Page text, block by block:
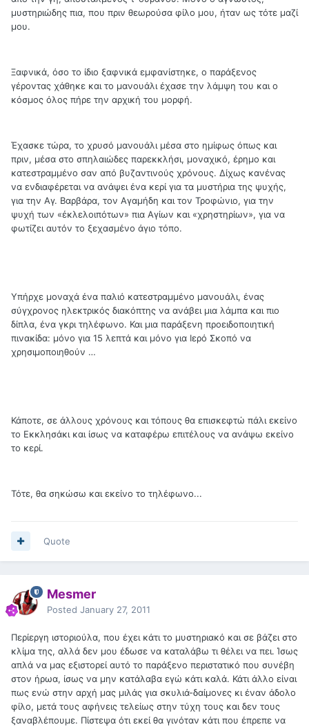
μυστηριώδης πια, που πριν θεωρούσα φίλο μου, ήταν ως τότε μαζί
μου.
Ξαφνικά, όσο το ίδιο ξαφνικά εμφανίστηκε, ο παράξενος
γέροντας χάθηκε και το μανουάλι έχασε την λάμψη του και ο
κόσμος όλος πήρε την αρχική του μορφή.
Έχασκε τώρα, το χρυσό μανουάλι μέσα στο ημίφως όπως και
πριν, μέσα στο σπηλαιώδες παρεκκλήσι, μοναχικό, έρημο και
κατεστραμμένο σαν από βυζαντινούς χρόνους. Δίχως κανένας
να ενδιαφέρεται να ανάψει ένα κερί για τα μυστήρια της ψυχής,
για την Αγ. Βαρβάρα, τον Αγαμήδη και τον Τροφώνιο, για την
ψυχή των «ἐκλελοιπότων» πια Αγίων και «χρηστηρίων», για να
φωτίζει αυτόν το ξεχασμένο άγιο τόπο.
Yπήρχε μοναχά ένα παλιό κατεστραμμένο μανουάλι, ένας
σύγχρονος ηλεκτρικός διακόπτης να ανάβει μια λάμπα και πιο
δίπλα, ένα γκρι τηλέφωνο. Και μια παράξενη προειδοποιητική
πινακίδα: μόνο για 15 λεπτά και μόνο για Ιερό Σκοπό να
χρησιμοποιηθούν …
Κάποτε, σε άλλους χρόνους και τόπους θα επισκεφτώ πάλι εκείνο
το Εκκλησάκι και ίσως να καταφέρω επιτέλους να ανάψω εκείνο
το κερί.
Τότε, θα σηκώσω και εκείνο το τηλέφωνο...
Quote
Mesmer
Posted January 27, 2011
Περίεργη ιστοριούλα, που έχει κάτι το μυστηριακό και σε βάζει στο
κλίμα της, αλλά δεν μου έδωσε να καταλάβω τι θέλει να πει. Ίσως
απλά να μας εξιστορεί αυτό το παράξενο περιστατικό που συνέβη
στον ήρωα, ίσως να μην κατάλαβα εγώ κάτι καλά. Κάτι άλλο είναι
πως ενώ στην αρχή μας μιλάς για σκυλιά-δαίμονες κι έναν άδολο
φίλο, μετά τους αφήνεις τελείως στην τύχη τους και δεν τους
ξαναβλέπουμε. Πίστεψα ότι εκεί θα γινόταν κάτι που έπρεπε να